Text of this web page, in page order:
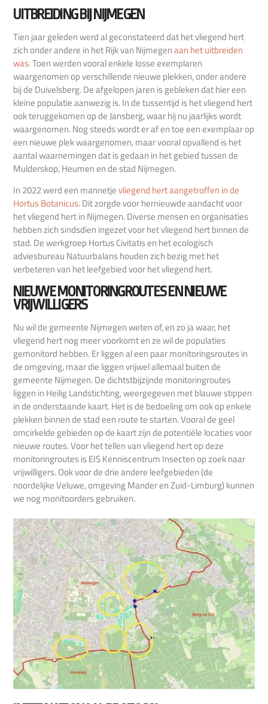
UITBREIDING BIJ NIJMEGEN
Tien jaar geleden werd al geconstateerd dat het vliegend hert
zich onder andere in het Rijk van Nijmegenaan het uitbreiden
was. Toen werden vooral enkele losse exemplaren
waargenomen op verschillende nieuwe plekken, onder andere
bij de Duivelsberg. De afgelopen jaren is gebleken dat hier een
kleine populatie aanwezig is. In de tussentijd is het vliegend hert
ook teruggekomen op de Jansberg, waar hij nu jaarlijks wordt
waargenomen. Nog steeds wordt er af en toe een exemplaar op
een nieuwe plek waargenomen, maar vooral opvallend is het
aantal waarnemingen dat is gedaan in het gebied tussen de
Mulderskop, Heumen en de stad Nijmegen.
In 2022 werd een mannetjevliegend hert aangetroffen in de
Hortus Botanicus. Dit zorgde voor hernieuwde aandacht voor
het vliegend hert in Nijmegen. Diverse mensen en organisaties
hebben zich sindsdien ingezet voor het vliegend hert binnen de
stad. De werkgroep Hortus Civitatis en het ecologisch
adviesbureau Natuurbalans houden zich bezig met het
verbeteren van het leefgebied voor het vliegend hert.
NIEUWE MONITORINGROUTES EN NIEUWE
VRIJWILLIGERS
Nu wil de gemeente Nijmegen weten of, en zo ja waar, het
vliegend hert nog meer voorkomt en ze wil de populaties
gemonitord hebben. Er liggen al een paar monitoringsroutes in
de omgeving, maar die liggen vrijwel allemaal buiten de
gemeente Nijmegen. De dichtstbijzijnde monitoringroutes
liggen in Heilig Landstichting, weergegeven met blauwe stippen
in de onderstaande kaart. Het is de bedoeling om ook op enkele
plekken binnen de stad een route te starten. Vooral de geel
omcirkelde gebieden op de kaart zijn de potentiële locaties voor
nieuwe routes. Voor het tellen van vliegend hert op deze
monitoringroutes is EIS Kenniscentrum Insecten op zoek naar
vrijwilligers. Ook voor de drie andere leefgebieden (de
noordelijke Veluwe, omgeving Mander en Zuid-Limburg) kunnen
we nog monitoorders gebruiken.